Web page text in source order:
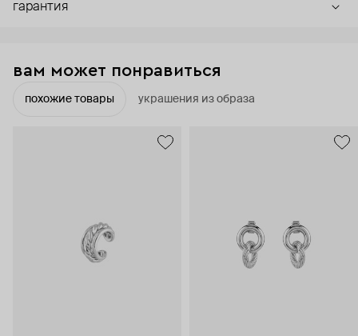
гарантия
вам может понравиться
похожие товары украшения из образа